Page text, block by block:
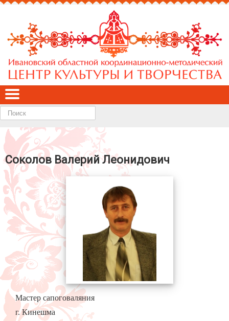
Найти
Соколов Валерий Леонидович
Мастер сапоговаляния
г. Кинешма